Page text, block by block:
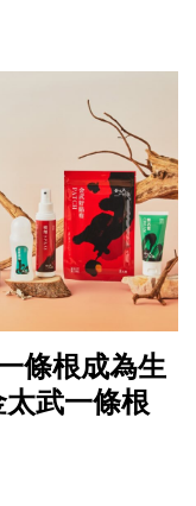
條根成為生
武一條根